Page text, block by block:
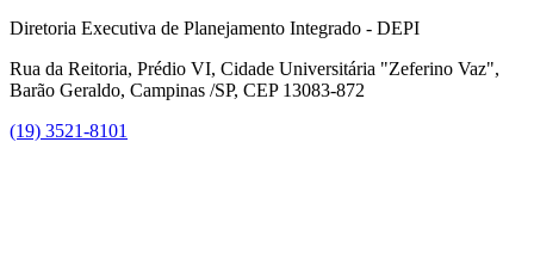
Diretoria Executiva de Planejamento Integrado - DEPI
Rua da Reitoria, Prédio VI, Cidade Universitária "Zeferino Vaz",
Barão Geraldo, Campinas /SP, CEP 13083-872
(19) 3521-8101